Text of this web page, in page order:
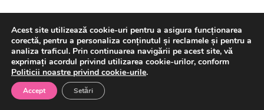
Bolojan: Sunt optimist că, în
Acest site utilizează cookie-uri pentru a asigura funcționarea
corectă, pentru a personaliza conținutul și reclamele și pentru a
analiza traficul. Prin continuarea navigării pe acest site, vă
exprimați acordul privind utilizarea cookie-urilor, conform
Politicii noastre privind cookie-urile.
Accept Setări